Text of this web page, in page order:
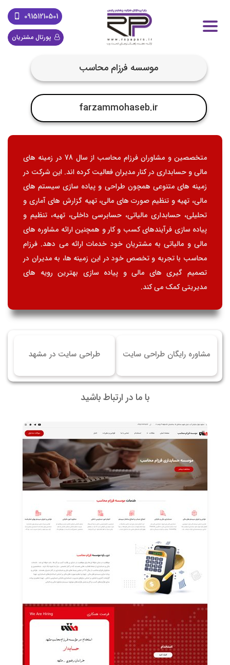
09151210501
پورتال مشتریان
موسسه فرزام محاسب
farzammohaseb.ir
متخصصین و مشاوران فرزام محاسب از سال 78 در زمینه های
مالی و حسابداری در کنار مدیران فعالیت کرده اند. این شرکت در
زمینه های متنوعی همچون طراحی و پیاده سازی سیستم های
مالی، تهیه و تنظیم صورت های مالی، تهیه گزارش های آماری و
تحلیلی، حسابداری مالیاتی، حسابرسی داخلی، تهیه، تنظیم و
پیاده سازی فرآیندهای کسب و کار و همچنین ارائه مشاوره های
مالی و مالیاتی به مشتریان خود خدمات ارائه می دهد. فرزام
محاسب با تجربه و تخصص خود در این زمینه ها، به مدیران در
تصمیم گیری های مالی و پیاده سازی بهترین رویه های
مدیریتی کمک می کند.
مشاوره رایگان طراحی سایت طراحی سایت در مشهد
با ما در ارتباط باشید